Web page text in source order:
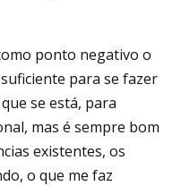
ponto negativo o
para se fazer
se está, para
mas é sempre bom
existentes, os
o que me faz